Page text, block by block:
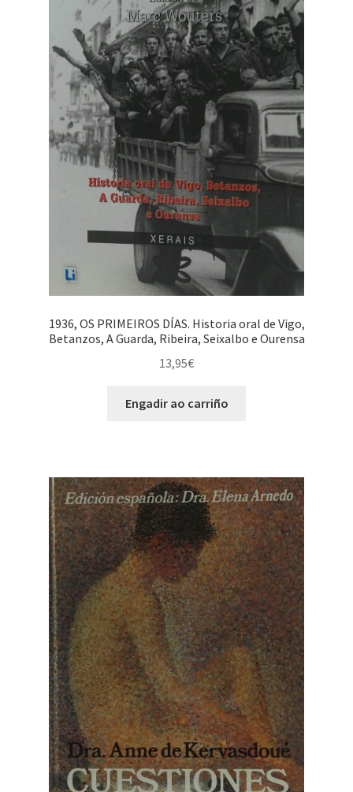
1936, OS PRIMEIROS DÍAS. Historia oral de Vigo,
Betanzos, A Guarda, Ribeira, Seixalbo e Ourensa
13,95€
Engadir ao carriño